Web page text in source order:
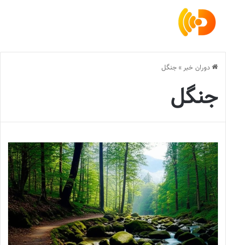
دوران خبر » جنگل
جنگل